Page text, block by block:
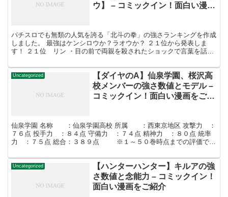
ウ】 – コミックイン！面白い漫画
パチスロでも無類の人気を誇る「北斗の拳」の強さランキングを作成
しました。 最強はケンシロウか？ラオウか？ ２１位から発表しま
す！ ２１位 リン ・目の前で両親を殺されたショックで言葉を話す
Uncategorized
【ダイヤのA】仙泉学園、桜沢高
校メンバーの強さ数値とモデル –
コミックイン！面白い漫画をご紹
仙泉学園 名称 ：仙泉学園高校 所属 ：西東京地区 攻撃力 ：
７６点 投手力 ：８４点 守備力 ：７４点 精神力 ：８０点 統率
力 ：７５点 総合：３８９点 ※１～５０巻時点までの評価で
Uncategorized
【ハンターハンター】キルアの強
さ数値と念能力 – コミックイン！
面白い漫画をご紹介